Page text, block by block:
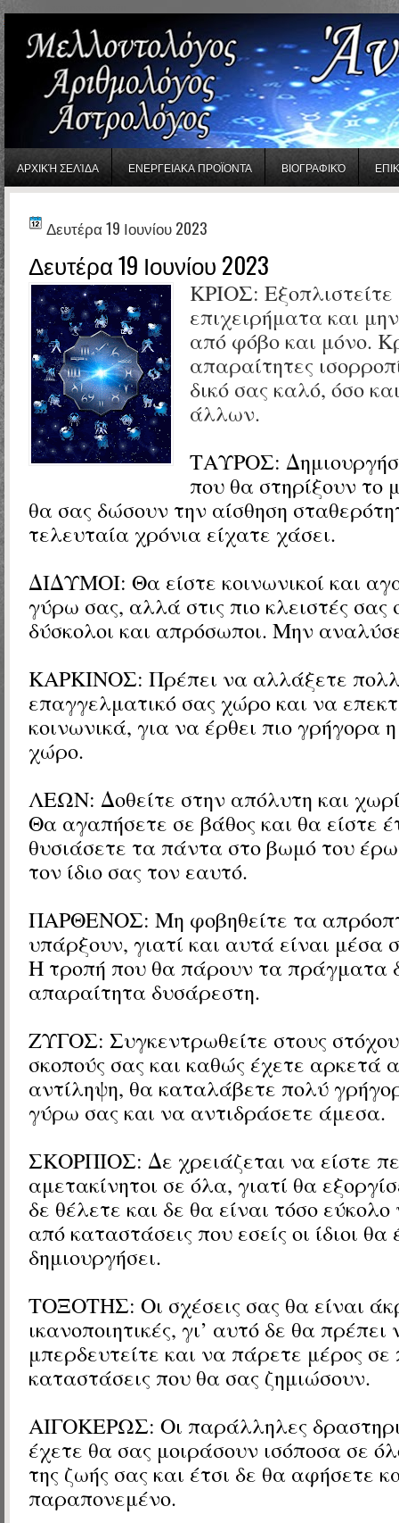
ΑΡΧΙΚΉ ΣΕΛΊΔΑ ΕΝΕΡΓΕΙΑΚΑ ΠΡΟΪΟΝΤΑ ΒΙΟΓΡΑΦΙΚΌ
Δευτέρα 19 Ιουνίου 2023
Δευτέρα 19 Ιουνίου 2023
ΚΡΙΟΣ:
επιχειρήματα και
από φόβο και μόνο.
απαραίτητες
δικό σας καλό, όσο
άλλων.
ΤΑΥΡΟΣ:
που θα στηρίξουν το
θα σας δώσουν την αίσθηση
τελευταία χρόνια είχατε χάσει.
ΔΙΔΥΜΟΙ: Θα είστε κοινωνικοί και
γύρω σας, αλλά στις πιο κλειστές
δύσκολοι και απρόσωποι. Μην
ΚΑΡΚΙΝΟΣ: Πρέπει να αλλάξετε
επαγγελματικό σας χώρο και να
κοινωνικά, για να έρθει πιο γρήγορα
χώρο.
ΛΕΩΝ: Δοθείτε στην απόλυτη και
Θα αγαπήσετε σε βάθος και θα είστε
θυσιάσετε τα πάντα στο βωμό του
τον ίδιο σας τον εαυτό.
ΠΑΡΘΕΝΟΣ: Μη φοβηθείτε τα
υπάρξουν, γιατί και αυτά είναι
Η τροπή που θα πάρουν τα πράγματα
απαραίτητα δυσάρεστη.
ΖΥΓΟΣ: Συγκεντρωθείτε στους
σκοπούς σας και καθώς έχετε αρκετά
αντίληψη, θα καταλάβετε πολύ
γύρω σας και να αντιδράσετε άμεσα.
ΣΚΟΡΠΙΟΣ: Δε χρειάζεται να είστε
αμετακίνητοι σε όλα, γιατί θα
δε θέλετε και δε θα είναι τόσο
από καταστάσεις που εσείς οι ίδιοι θα
δημιουργήσει.
ΤΟΞΟΤΗΣ: Οι σχέσεις σας θα είναι
ικανοποιητικές, γι’ αυτό δε θα πρέπει
μπερδευτείτε και να πάρετε μέρος
καταστάσεις που θα σας ζημιώσουν.
ΑΙΓΟΚΕΡΩΣ: Οι παράλληλες
έχετε θα σας μοιράσουν ισόποσα σε
της ζωής σας και έτσι δε θα αφήσετε
παραπονεμένο.